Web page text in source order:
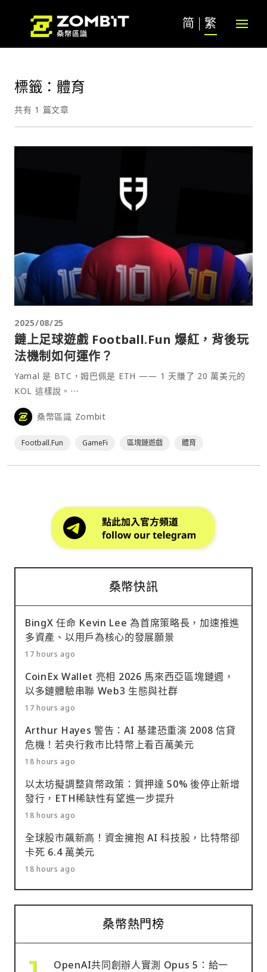
简 繁
標籤：體育
共有 1 篇文章
2025/08/25
鏈上足球遊戲 Football.Fun 爆紅，背後玩
法機制如何運作？
Yamal 是 BTC，姆巴佩是 ETH —— 1 天賺了 20 萬美元的
KOL 這樣說。⋯
桑幣區識 Zombit
Football.Fun GameFi 區塊鏈遊戲 體育
桑幣快訊
BingX 任命 Kevin Lee 為首席策略長，加速推進
多資產、以用戶為核心的發展願景
17 hours ago
CoinEx Wallet 亮相 2026 馬來西亞區塊鏈週，
以多鏈體驗串聯 Web3 生態與社群
17 hours ago
Arthur Hayes 警告：AI 基建恐重演 2008 信貸
危機！若央行救市比特幣上看百萬美元
18 hours ago
以太坊擬調整貨幣政策：質押達 50% 後停止新增
發行，ETH稀缺性有望進一步提升
18 hours ago
全球股市飆新高！資金擁抱 AI 科技股，比特幣卻
卡死 6.4 萬美元
18 hours ago
桑幣熱門榜
OpenAI共同創辦人實測 Opus 5：給一